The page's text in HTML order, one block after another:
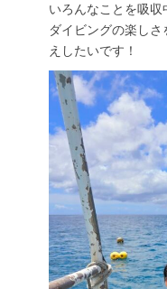
いろんなことを吸収
ダイビングの楽し
えしたいです！